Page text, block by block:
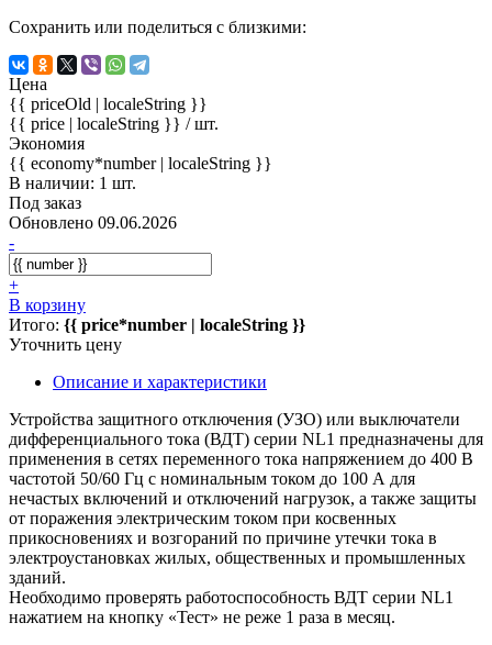
Сохранить или поделиться с близкими:
Цена
{{ priceOld | localeString }}
{{ price | localeString }} / шт.
Экономия
{{ economy*number | localeString }}
В наличии: 1 шт.
Под заказ
Обновлено 09.06.2026
-
+
В корзину
Итого: {{ price*number | localeString }}
Уточнить цену
Описание и характеристики
Устройства защитного отключения (УЗО) или выключатели
дифференциального тока (ВДТ) серии NL1 предназначены для
применения в сетях переменного тока напряжением до 400 В
частотой 50/60 Гц с номинальным током до 100 А для
нечастых включений и отключений нагрузок, а также защиты
от поражения электрическим током при косвенных
прикосновениях и возгораний по причине утечки тока в
электроустановках жилых, общественных и промышленных
зданий.
Необходимо проверять работоспособность ВДТ серии NL1
нажатием на кнопку «Тест» не реже 1 раза в месяц.